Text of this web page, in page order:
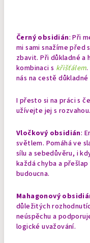
Černý obsidián: Při
mi sami snažíme
zbavit. Při důkladné
kombinaci s křišťálem
nás na cestě
I přesto si na práci s
užívejte jej s rozvahou.
Vločkový obsidián:
světlem. Pomáhá ve
sílu a sebedůvěru, i
každá chyba a
budoucna.
Mahagonový
důležitých
neúspěchu a
logické uvažování.